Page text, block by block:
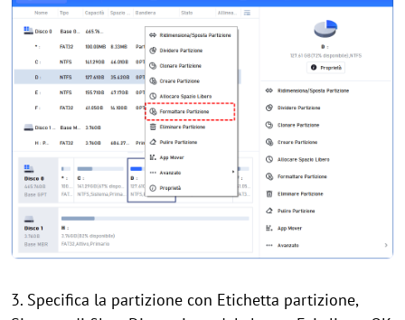
3. Specifica la partizione con Etichetta partizione,